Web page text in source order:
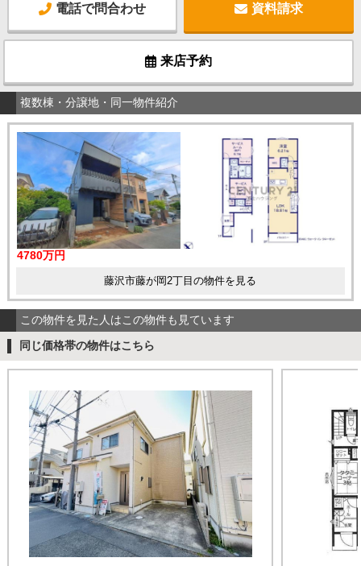
電話で問合わせ 資料請求
来店予約
複数棟・分譲地・同一物件紹介
4780万円
藤沢市藤が岡2丁目の物件を見る
この物件を見た人はこの物件も見ています
同じ価格帯の物件はこちら